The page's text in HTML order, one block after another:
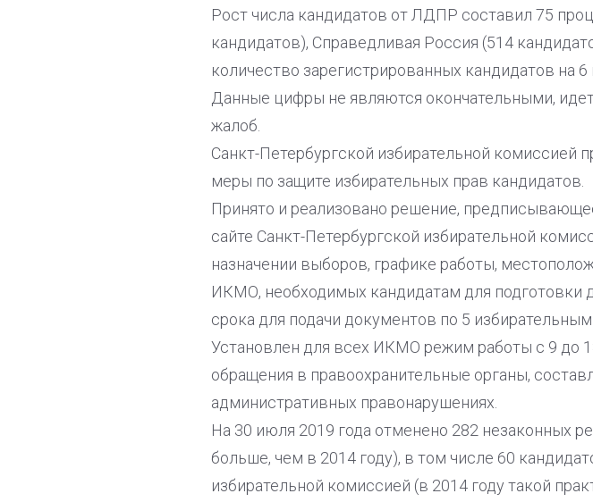
Рост числа кандидатов от ЛДПР составил 75
кандидатов), Справедливая Россия (514
количество зарегистрированных кандидатов на 6
Данные цифры не являются окончательными,
жалоб.
Санкт-Петербургской избирательной
меры по защите избирательных прав кандидатов.
Принято и реализовано решение,
сайте Санкт-Петербургской избирательной
назначении выборов, графике работы,
ИКМО, необходимых кандидатам для подготовки
срока для подачи документов по 5
Установлен для всех ИКМО режим работы с 9 до
обращения в правоохранительные органы,
административных правонарушениях.
На 30 июля 2019 года отменено 282 незаконных
больше, чем в 2014 году), в том числе 60
избирательной комиссией (в 2014 году такой